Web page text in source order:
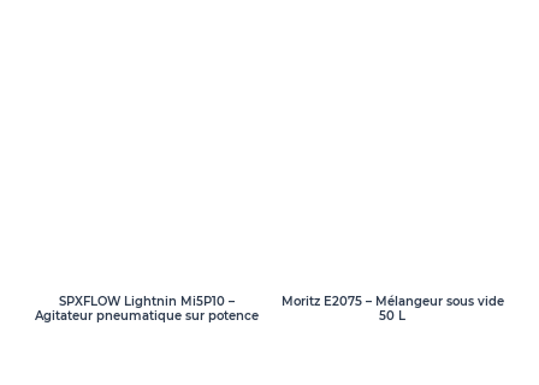
SPXFLOW Lightnin Mi5P10 –
Agitateur pneumatique sur potence
Moritz E2075 – Mélangeur sous vide
50 L